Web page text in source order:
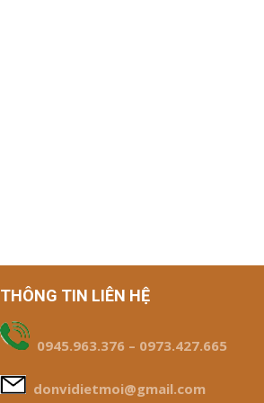
THÔNG TIN LIÊN HỆ
0945.963.376 – 0973.427.665
donvidietmoi@gmail.com